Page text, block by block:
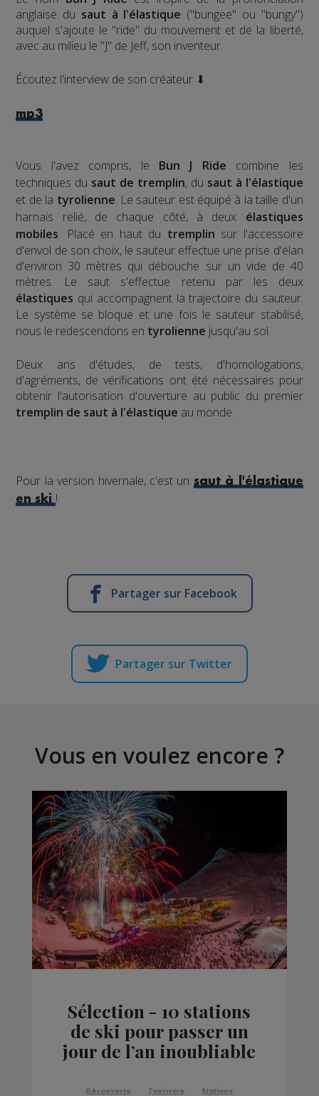
anglaise du saut à l'élastique ("bungee" ou "bungy")
auquel s'ajoute le "ride" du mouvement et de la liberté,
avec au milieu le "J" de Jeff, son inventeur.
Écoutez l'interview de son créateur ⬇
mp3
Vous l'avez compris, le Bun J Ride combine les
techniques du saut de tremplin, du saut à l'élastique
et de la tyrolienne. Le sauteur est équipé à la taille d'un
harnais relié, de chaque côté, à deux élastiques
mobiles. Placé en haut du tremplin sur l'accessoire
d'envol de son choix, le sauteur effectue une prise d'élan
d'environ 30 mètres qui débouche sur un vide de 40
mètres. Le saut s'effectue retenu par les deux
élastiques qui accompagnent la trajectoire du sauteur.
Le système se bloque et une fois le sauteur stabilisé,
nous le redescendons en tyrolienne jusqu'au sol.
​Deux ans d'études, de tests, d'homologations,
d'agréments, de vérifications ont été nécessaires pour
obtenir l'autorisation d'ouverture au public du premier
tremplin de saut à l'élastique au monde.
Pour la version hivernale, c'est un saut à l'élastique
en ski !
Partager sur Facebook
Partager sur Twitter
Vous en voulez encore ?
Sélection - 10 stations
de ski pour passer un
jour de l’an inoubliable
Découverte Tourisme Stations